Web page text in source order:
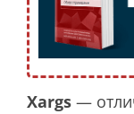
Xargs —